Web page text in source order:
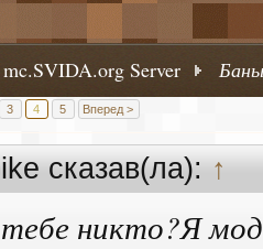
mc.SVIDA.org Server
3 4 5 Вперед >
сказав(ла):↑
никто?Я